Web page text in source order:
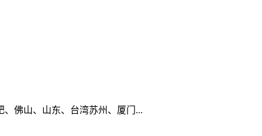
佛山、山东、台湾苏州、厦门...